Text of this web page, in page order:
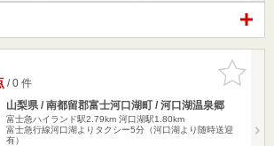
お気に入
りに追加
/ 0 件
山梨県 / 南都留郡富士河口湖町 / 河口湖温泉郷
富士急ハイランド駅2.79km 河口湖駅1.80km
富士急行線河口湖よりタクシー5分（河口湖より随時送迎
有）